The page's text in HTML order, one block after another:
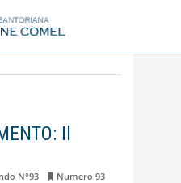
Il
N°93
Numero 93